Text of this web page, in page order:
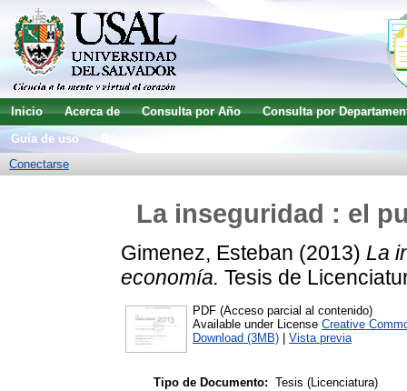
Inicio Acerca de Consulta por Año
Consulta por
Guía de uso
Conectarse
La inseguridad : el
Gimenez, Esteban (2013) La
economía. Tesis de
PDF (Acceso parcial al contenido)
Available under License Creative
Download (3MB)
Vista previa
Tipo de Documento: Tesis (Licenciatura)